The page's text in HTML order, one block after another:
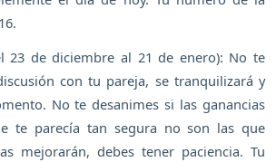
23 de diciembre al 21 de enero): No te
con tu pareja, se tranquilizará y
No te desanimes si las ganancias
te parecía tan segura no son las que
mejorarán, debes tener paciencia. Tu